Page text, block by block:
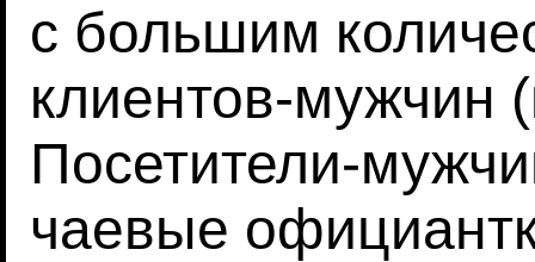
с большим
клиентов-мужчин
Посетители-
чаевые